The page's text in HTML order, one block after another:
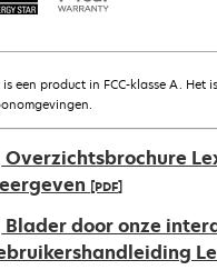
is een product in FCC-klasse A. Het
Overzichtsbrochure
[PDF]
Blader door onze